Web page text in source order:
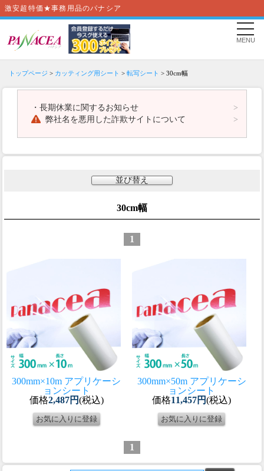
激安超特価★事務用品のパナシア
MENU
トップページ > カッティング用シート > 転写シート > 30cm幅
・ 長期休業に関するお知らせ
弊社名を悪用した詐欺サイトについて
並び替え
30cm幅
1
300mm×10m アプリケーシ
ョンシート
価格2,487円(税込)
300mm×50m アプリケーシ
ョンシート
価格11,457円(税込)
1